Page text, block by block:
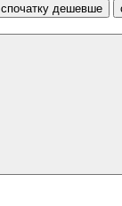
спочатку дешевше